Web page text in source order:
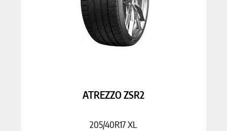
ATREZZO ZSR2
205/40R17 XL